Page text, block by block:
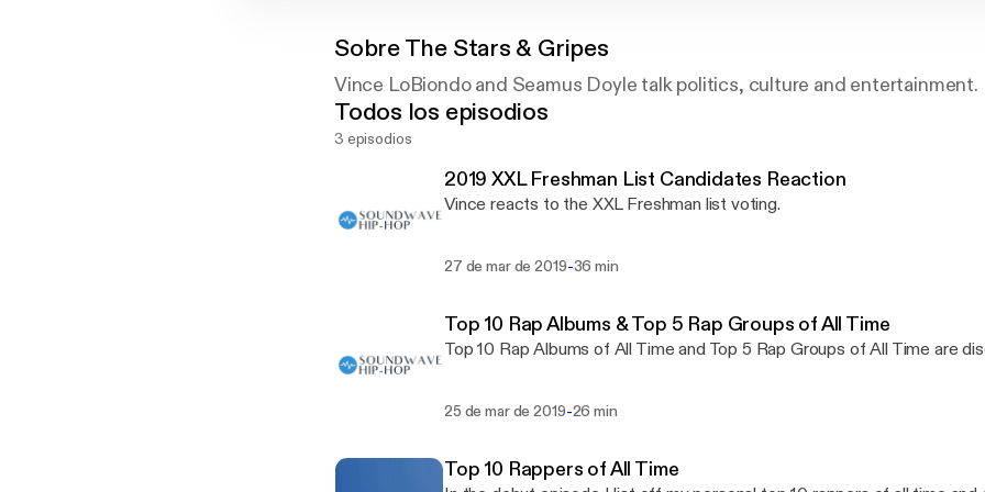
SobreThe Stars & Gripes
Vince LoBiondo and Seamus Doyle talk politics, culture and entertainment.
Todos los episodios
3 episodios
2019 XXL Freshman List Candidates Reaction
Vince reacts to the XXL Freshman list voting.
27 de mar de 2019-36 min
Top 10 Rap Albums & Top 5 Rap Groups of All Time
Top 10 Rap Albums of All Time and Top 5 Rap Groups of All Time are
25 de mar de 2019-26 min
Top 10 Rappers of All Time